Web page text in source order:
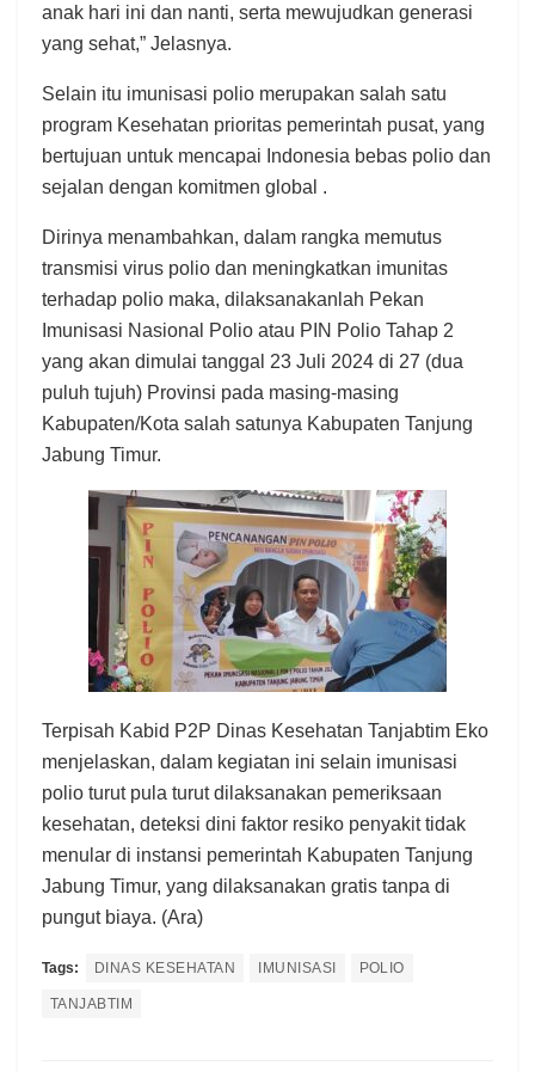
anak hari ini dan nanti, serta mewujudkan generasi
yang sehat,” Jelasnya.
Selain itu imunisasi polio merupakan salah satu
program Kesehatan prioritas pemerintah pusat, yang
bertujuan untuk mencapai Indonesia bebas polio dan
sejalan dengan komitmen global .
Dirinya menambahkan, dalam rangka memutus
transmisi virus polio dan meningkatkan imunitas
terhadap polio maka, dilaksanakanlah Pekan
Imunisasi Nasional Polio atau PIN Polio Tahap 2
yang akan dimulai tanggal 23 Juli 2024 di 27 (dua
puluh tujuh) Provinsi pada masing-masing
Kabupaten/Kota salah satunya Kabupaten Tanjung
Jabung Timur.
Terpisah Kabid P2P Dinas Kesehatan Tanjabtim Eko
menjelaskan, dalam kegiatan ini selain imunisasi
polio turut pula turut dilaksanakan pemeriksaan
kesehatan, deteksi dini faktor resiko penyakit tidak
menular di instansi pemerintah Kabupaten Tanjung
Jabung Timur, yang dilaksanakan gratis tanpa di
pungut biaya. (Ara)
Tags: DINAS KESEHATAN IMUNISASI POLIO
TANJABTIM